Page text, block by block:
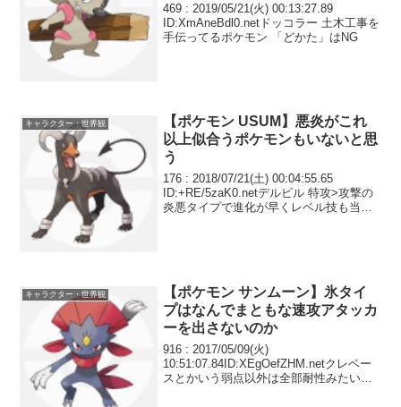
469 : 2019/05/21(火) 00:13:27.89
ID:XmAneBdl0.netドッコラー 土木工事を
手伝ってるポケモン 「どかた」はNG
キャラクター・世界観
【ポケモン USUM】悪炎がこれ
以上似合うポケモンもいないと思
う
176 : 2018/07/21(土) 00:04:55.65
ID:+RE/5zaK0.netデルビル 特攻>攻撃の
炎悪タイプで進化が早くレベル技も当時
キャラクター・世界観
【ポケモン サンムーン】氷タイ
プはなんでまともな速攻アタッカ
ーを出さないのか
916 : 2017/05/09(火)
10:51:07.84ID:XEgOefZHM.netクレベー
スとかいう弱点以外は全部耐性みたいな